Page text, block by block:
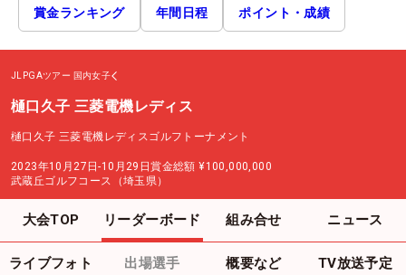
賞金ランキング 年間日程 ポイント・成績
JLPGAツアー 国内女子
樋口久子 三菱電機レディス
樋口久子 三菱電機レディスゴルフトーナメント
2023年10月27日-10月29日賞金総額 ¥100,000,000
武蔵丘ゴルフコース（埼玉県）
大会TOP リーダーボード 組み合せ ニュース
ライブフォト 出場選手 概要など TV放送予定